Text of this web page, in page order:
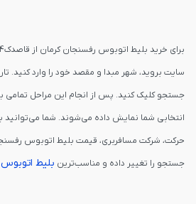
سایت بروید، شهر مبدا و مقصد خود را وارد کنید.
جستجو کلیک کنید. پس از انجام این مراحل تمامی
انتخابی شما نمایش داده می‌شوند. شما می‌توانید
حرکت، شرکت مسافربری، قیمت بلیط اتوبوس
جستجو را تغییر داده و مناسب‌ترین بلیط اتوبوس